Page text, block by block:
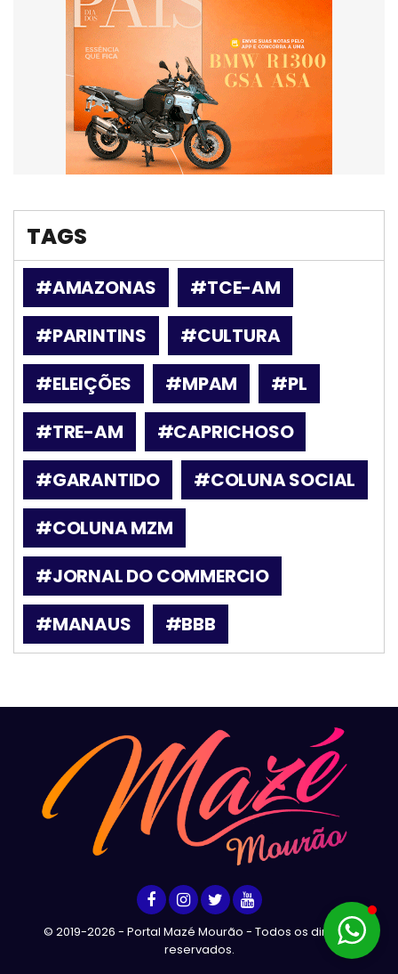
TAGS
#AMAZONAS
#TCE-AM
#PARINTINS
#CULTURA
#ELEIÇÕES
#MPAM
#PL
#TRE-AM
#CAPRICHOSO
#GARANTIDO
#COLUNA SOCIAL
#COLUNA MZM
#JORNAL DO COMMERCIO
#MANAUS
#BBB
© 2019-2026 - Portal Mazé Mourão - Todos os direitos
reservados.